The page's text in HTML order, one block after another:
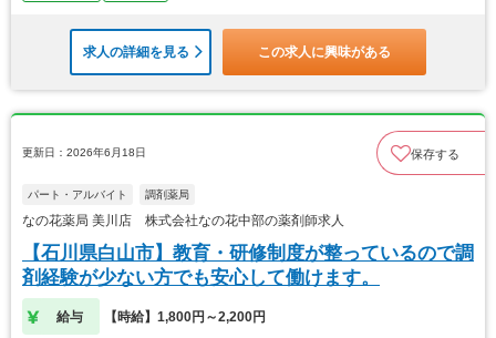
求人の詳細を見る この求人に興味がある
更新日：2026年6月18日 保存する
パート・アルバイト 調剤薬局
なの花薬局 美川店 株式会社なの花中部の薬剤師求人
【石川県白山市】教育・研修制度が整っているので調
剤経験が少ない方でも安心して働けます。
給与 【時給】1,800円～2,200円